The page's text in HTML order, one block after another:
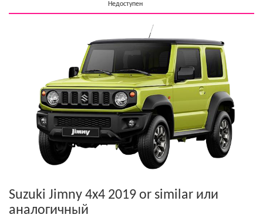
Недоступен
Suzuki Jimny 4x4 2019 or similar или
аналогичный